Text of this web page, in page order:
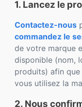
1. Lancez le
Contactez-nous
commandez le
de votre marque
disponible (nom,
produits) afin
vous utilisez la
2. Nous